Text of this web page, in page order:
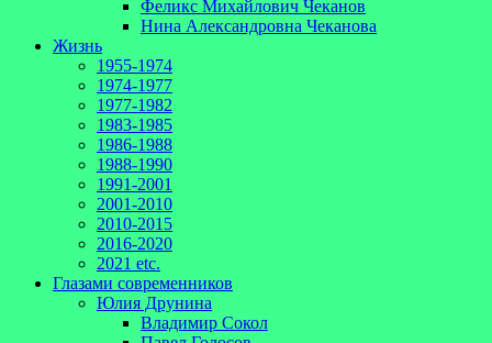
Феликс Михайлович Чеканов
Нина Александровна Чеканова
Жизнь
1955-1974
1974-1977
1977-1982
1983-1985
1986-1988
1988-1990
1991-2001
2001-2010
2010-2015
2016-2020
2021 etc.
Глазами современников
Юлия Друнина
Владимир Сокол